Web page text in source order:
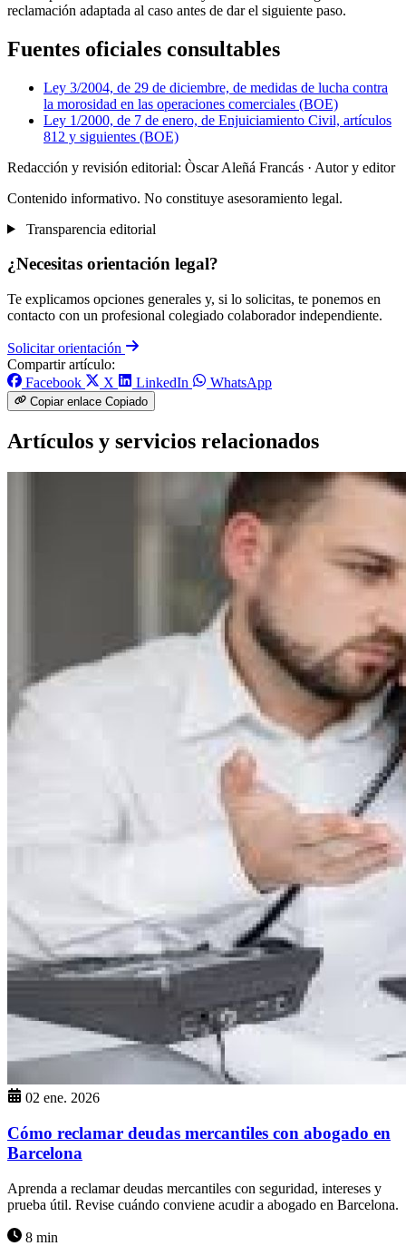
reclamación adaptada al caso antes de dar el siguiente paso.
Fuentes oficiales consultables
Ley 3/2004, de 29 de diciembre, de medidas de lucha contra
la morosidad en las operaciones comerciales (BOE)
Ley 1/2000, de 7 de enero, de Enjuiciamiento Civil, artículos
812 y siguientes (BOE)
Redacción y revisión editorial: Òscar Aleñá Francás · Autor y editor
Contenido informativo. No constituye asesoramiento legal.
Transparencia editorial
¿Necesitas orientación legal?
Te explicamos opciones generales y, si lo solicitas, te ponemos en
contacto con un profesional colegiado colaborador independiente.
Solicitar orientación
Compartir artículo:
Facebook
X LinkedIn WhatsApp
Copiar enlace Copiado
Artículos y servicios relacionados
02 ene. 2026
Cómo reclamar deudas mercantiles con abogado en
Barcelona
Aprenda a reclamar deudas mercantiles con seguridad, intereses y
prueba útil. Revise cuándo conviene acudir a abogado en Barcelona.
8 min